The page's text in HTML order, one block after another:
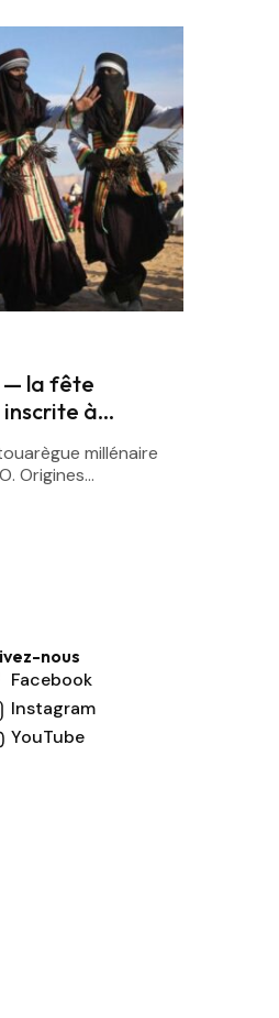
— la fête
à
millénaire
Origines...
nous
Facebook
Instagram
YouTube